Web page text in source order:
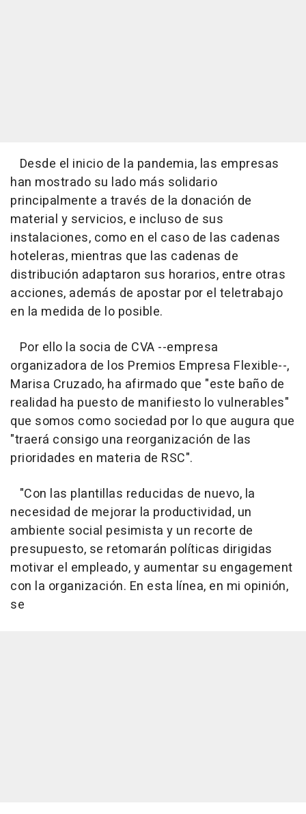
Desde el inicio de la pandemia, las empresas
han mostrado su lado más solidario
principalmente a través de la donación de
material y servicios, e incluso de sus
instalaciones, como en el caso de las cadenas
hoteleras, mientras que las cadenas de
distribución adaptaron sus horarios, entre otras
acciones, además de apostar por el teletrabajo
en la medida de lo posible.
Por ello la socia de CVA --empresa
organizadora de los Premios Empresa Flexible--,
Marisa Cruzado, ha afirmado que "este baño de
realidad ha puesto de manifiesto lo vulnerables"
que somos como sociedad por lo que augura que
"traerá consigo una reorganización de las
prioridades en materia de RSC".
"Con las plantillas reducidas de nuevo, la
necesidad de mejorar la productividad, un
ambiente social pesimista y un recorte de
presupuesto, se retomarán políticas dirigidas
motivar el empleado, y aumentar su engagement
con la organización. En esta línea, en mi opinión,
se